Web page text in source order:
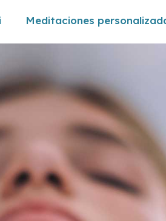
Meditaciones